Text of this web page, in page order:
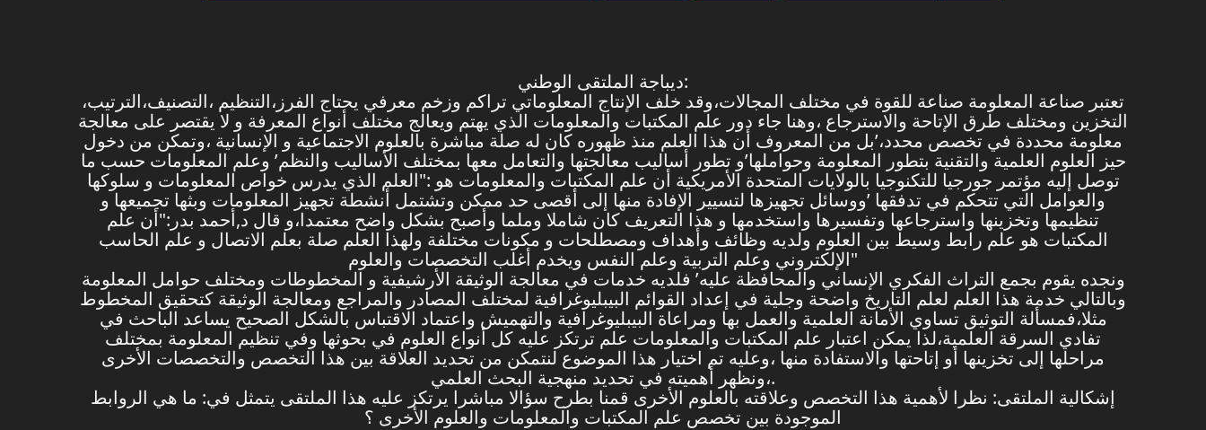
ديباجة الملتقى الوطني:
تعتبر صناعة المعلومة صناعة للقوة في مختلف المجالات،وقد خلف الإنتاج المعلوماتي تراكم وزخم معرفي يحتاج الفرز،التنظيم ،التصنيف،الترتيب،
التخزين ومختلف طرق الإتاحة والاسترجاع ،وهنا جاء دور علم المكتبات والمعلومات الذي يهتم ويعالج مختلف أنواع المعرفة و لا يقتصر على معالجة
معلومة محددة في تخصص محدد،’بل من المعروف أن هذا العلم منذ ظهوره كان له صلة مباشرة بالعلوم الاجتماعية و الإنسانية ،وتمكن من دخول
حيز العلوم العلمية والتقنية بتطور المعلومة وحواملها’و تطور أساليب معالجتها والتعامل معها بمختلف الأساليب والنظم’ وعلم المعلومات حسب ما
توصل إليه مؤتمر جورجيا للتكنوجيا بالولايات المتحدة الأمريكية أن علم المكتبات والمعلومات هو :"العلم الذي يدرس خواص المعلومات و سلوكها
والعوامل التي تتحكم في تدفقها ’ووسائل تجهيزها لتسيير الإفادة منها إلى أقصى حد ممكن وتشتمل أنشطة تجهيز المعلومات وبثها تجميعها و
تنظيمها وتخزينها واسترجاعها وتفسيرها واستخدمها و هذا التعريف كان شاملا وملما وأصبح بشكل واضح معتمدا،و قال د,أحمد بدر:"أن علم
المكتبات هو علم رابط وسيط بين العلوم ولديه وظائف وأهداف ومصطلحات و مكونات مختلفة ولهذا العلم صلة بعلم الاتصال و علم الحاسب
الإلكتروني وعلم التربية وعلم النفس ويخدم أغلب التخصصات والعلوم"
ونجده يقوم بجمع التراث الفكري الإنساني والمحافظة عليه’ فلديه خدمات في معالجة الوثيقة الأرشيفية و المخطوطات ومختلف حوامل المعلومة
وبالتالي خدمة هذا العلم لعلم التاريخ واضحة وجلية في إعداد القوائم البيبليوغرافية لمختلف المصادر والمراجع ومعالجة الوثيقة كتحقيق المخطوط
مثلا،فمسألة التوثيق تساوي الأمانة العلمية والعمل بها ومراعاة البيبليوغرافية والتهميش واعتماد الاقتباس بالشكل الصحيح يساعد الباحث في
تفادي السرقة العلمية،لذا يمكن اعتبار علم المكتبات والمعلومات علم ترتكز عليه كل أنواع العلوم في بحوثها وفي تنظيم المعلومة بمختلف
مراحلها إلى تخزينها أو إتاحتها والاستفادة منها ،وعليه تم اختيار هذا الموضوع لنتمكن من تحديد العلاقة بين هذا التخصص والتخصصات الأخرى
،ونظهر أهميته في تحديد منهجية البحث العلمي.
إشكالية الملتقى: نظرا لأهمية هذا التخصص وعلاقته بالعلوم الأخرى قمنا بطرح سؤالا مباشرا يرتكز عليه هذا الملتقى يتمثل في: ما هي الروابط
الموجودة بين تخصص علم المكتبات والمعلومات والعلوم الأخرى ؟